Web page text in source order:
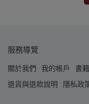
服務導覽
關於我們 我的帳戶 書
退貨與退款說明
隱私政